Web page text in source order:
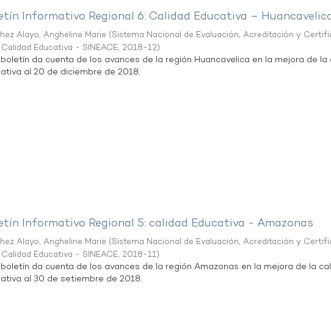
Informativo Regional 6: Calidad Educativa –
Alayo, Angheline Marie (Sistema Nacional de Evaluación, Acreditación y
Educativa - SINEACE, 2018-12)
da cuenta de los avances de la región Huancavelica en la mejora de la
al 20 de diciembre de 2018.
Informativo Regional 5: calidad Educativa - Amazonas
Alayo, Angheline Marie (Sistema Nacional de Evaluación, Acreditación y
Educativa - SINEACE, 2018-11)
da cuenta de los avances de la región Amazonas en la mejora de la
al 30 de setiembre de 2018.